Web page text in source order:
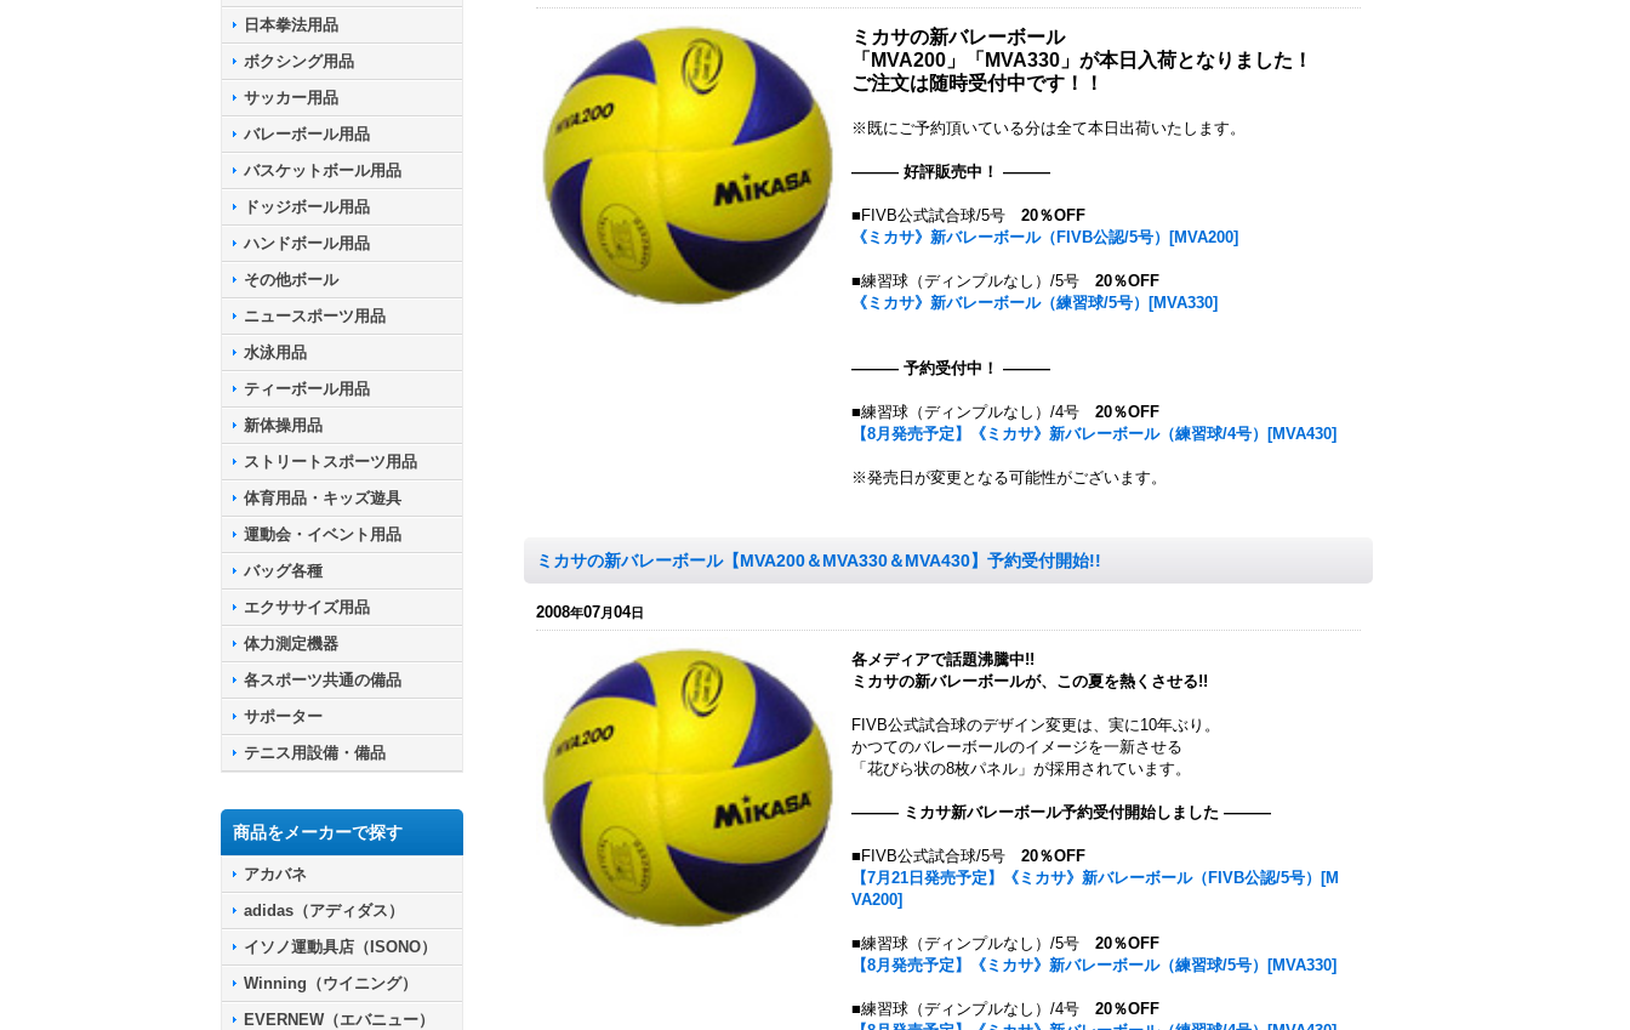
日本拳法用品
ボクシング用品
サッカー用品
バレーボール用品
バスケットボール用品
ドッジボール用品
ハンドボール用品
その他ボール
ニュースポーツ用品
水泳用品
ティーボール用品
新体操用品
ストリートスポーツ用品
体育用品・キッズ遊具
運動会・イベント用品
バッグ各種
エクササイズ用品
体力測定機器
各スポーツ共通の備品
サポーター
テニス用設備・備品
商品をメーカーで探す
アカバネ
adidas（アディダス）
イソノ運動具店（ISONO）
Winning（ウイニング）
EVERNEW（エバニュー）
ミカサの新バレーボール
「MVA200」「MVA330」が本日入荷となりました！
ご注文は随時受付中です！！
※既にご予約頂いている分は全て本日出荷いたします。
――― 好評販売中！ ―――
■FIVB公式試合球/5号 20％OFF
《ミカサ》新バレーボール（FIVB公認/5号）[MVA200]
■練習球（ディンプルなし）/5号 20％OFF
《ミカサ》新バレーボール（練習球/5号）[MVA330]
――― 予約受付中！ ―――
■練習球（ディンプルなし）/4号 20％OFF
【8月発売予定】《ミカサ》新バレーボール（練習球/4号）[MVA430]
※発売日が変更となる可能性がございます。
ミカサの新バレーボール【MVA200＆MVA330＆MVA430】予約受付開始!!
2008年07月04日
各メディアで話題沸騰中!!
ミカサの新バレーボールが、この夏を熱くさせる!!
FIVB公式試合球のデザイン変更は、実に10年ぶり。
かつてのバレーボールのイメージを一新させる
「花びら状の8枚パネル」が採用されています。
――― ミカサ新バレーボール予約受付開始しました ―――
■FIVB公式試合球/5号 20％OFF
【7月21日発売予定】《ミカサ》新バレーボール（FIVB公認/5号）[M
VA200]
■練習球（ディンプルなし）/5号 20％OFF
【8月発売予定】《ミカサ》新バレーボール（練習球/5号）[MVA330]
■練習球（ディンプルなし）/4号 20％OFF